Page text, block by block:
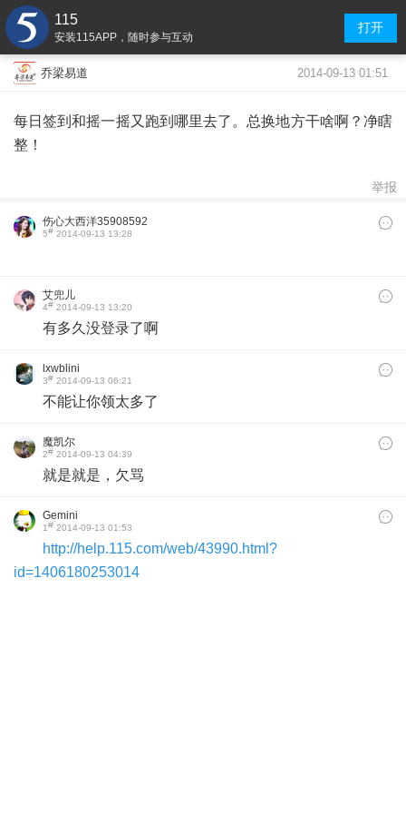
115
安装115APP，随时参与互动
打开
乔梁易道 2014-09-13 01:51
每日签到和摇一摇又跑到哪里去了。总换地方干啥啊？净瞎
整！
举报
伤心大西洋35908592
9
5# 2014-09-13 13:28
艾兜儿
4# 2014-09-13 13:20
有多久没登录了啊
lxwblini
3# 2014-09-13 06:21
不能让你领太多了
魔凯尔
2# 2014-09-13 04:39
就是就是，欠骂
Gemini
1# 2014-09-13 01:53
http://help.115.com/web/43990.html?
id=1406180253014